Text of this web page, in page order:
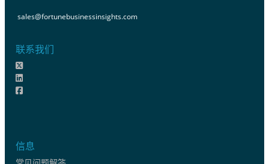
sales@fortunebusinessinsights.com
联系我们
信息